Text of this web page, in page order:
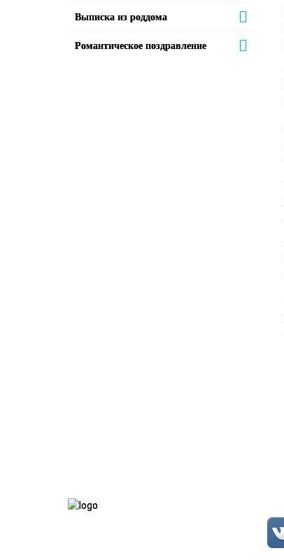
Выписка из роддома
Романтическое поздравление